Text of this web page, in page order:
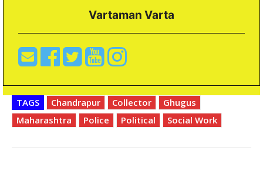
Vartaman Varta
TAGS Chandrapur Collector
Ghugus
Maharashtra
Police Political Social Work